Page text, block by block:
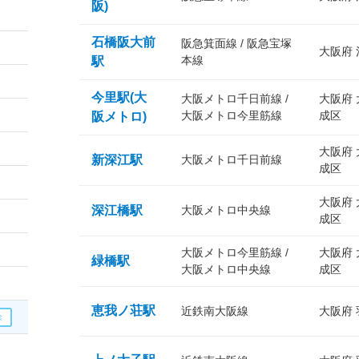
阪)
石橋阪大前
駅
阪急箕面線 / 阪急宝塚
本線
大阪府
今里駅(大
阪メトロ)
大阪メトロ千日前線 /
大阪メトロ今里筋線
大阪府
成区
新深江駅 大阪メトロ千日前線
大阪府
成区
深江橋駅 大阪メトロ中央線
大阪府
成区
緑橋駅
大阪メトロ今里筋線 /
大阪メトロ中央線
大阪府
成区
恵我ノ荘駅 近鉄南大阪線 大阪府